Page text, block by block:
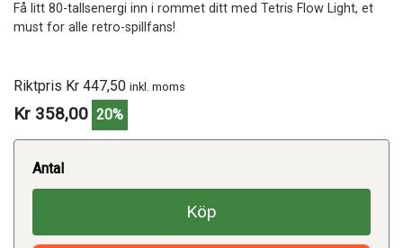
Få litt 80-tallsenergi inn i rommet ditt med Tetris Flow Light, et
must for alle retro-spillfans!
Riktpris Kr 447,50 inkl. moms
Kr 358,00 20%
Antal
Köp